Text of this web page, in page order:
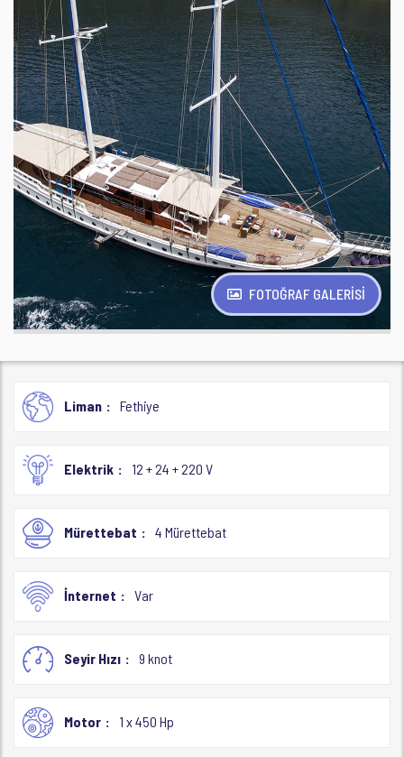
FOTOĞRAF GALERİSİ
Liman Fethiye
Elektrik 12 + 24 + 220 V
Mürettebat 4 Mürettebat
İnternet Var
Seyir Hızı 9 knot
Motor 1 x 450 Hp